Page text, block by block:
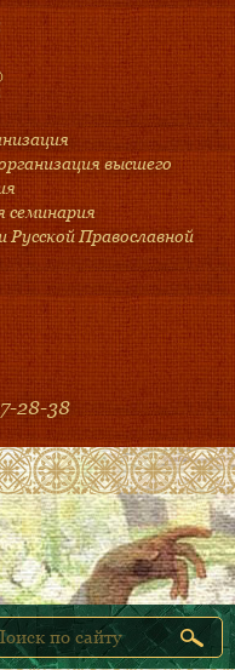
высшего
семинария
Русской Православной
28-38